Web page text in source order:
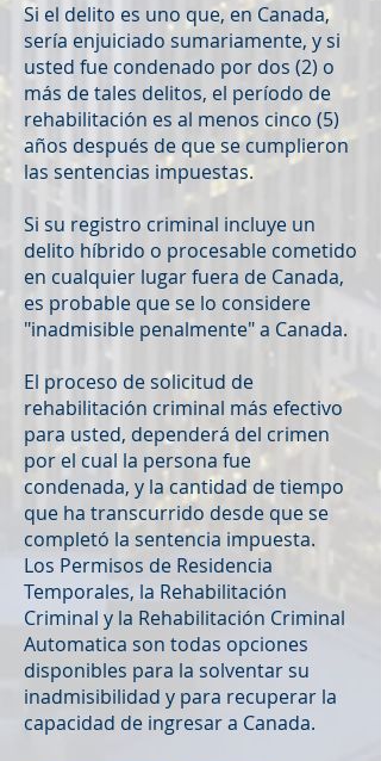
Si el delito es uno que, en Canada,
sería enjuiciado sumariamente, y si
usted fue condenado por dos (2) o
más de tales delitos, el período de
rehabilitación es al menos cinco (5)
años después de que se cumplieron
las sentencias impuestas.
Si su registro criminal incluye un
delito híbrido o procesable cometido
en cualquier lugar fuera de Canada,
es probable que se lo considere
"inadmisible penalmente" a Canada.
El proceso de solicitud de
rehabilitación criminal más efectivo
para usted, dependerá del crimen
por el cual la persona fue
condenada, y la cantidad de tiempo
que ha transcurrido desde que se
completó la sentencia impuesta.
Los Permisos de Residencia
Temporales, la Rehabilitación
Criminal y la Rehabilitación Criminal
Automatica son todas opciones
disponibles para la solventar su
inadmisibilidad y para recuperar la
capacidad de ingresar a Canada.